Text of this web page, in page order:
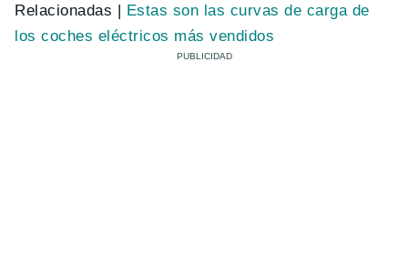
Relacionadas | Estas son las curvas de carga de
los coches eléctricos más vendidos